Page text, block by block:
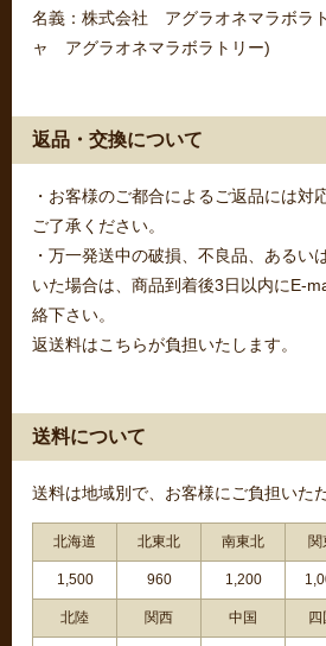
名義：株式会社 アグラオネマラボラ
ャ アグラオネマラボラトリー)
返品・交換について
・お客様のご都合によるご返品には対
ご了承ください。
・万一発送中の破損、不良品、あるい
いた場合は、商品到着後3日以内にE-
絡下さい。
返送料はこちらが負担いたします。
送料について
送料は地域別で、お客様にご負担いた
北海道 北東北 南東北 関
1,500 960 1,200
北陸 関西 中国 四